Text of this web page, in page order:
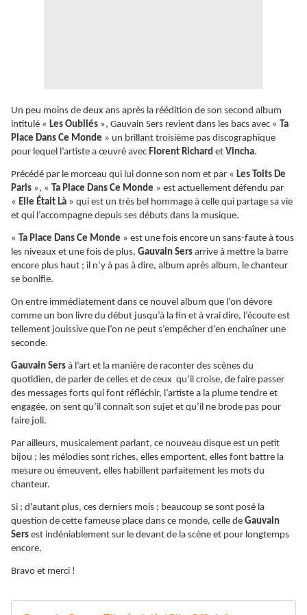
Un peu moins de deux ans après la réédition de son second album
intitulé « Les Oubliés », Gauvain Sers revient dans les bacs avec « Ta
Place Dans Ce Monde » un brillant troisième pas discographique
pour lequel l’artiste a œuvré avec Florent Richard et Vincha.
Précédé par le morceau qui lui donne son nom et par « Les Toits De
Paris », « Ta Place Dans Ce Monde » est actuellement défendu par
« Elle Était Là » qui est un très bel hommage à celle qui partage sa vie
et qui l’accompagne depuis ses débuts dans la musique.
« Ta Place Dans Ce Monde » est une fois encore un sans-faute à tous
les niveaux et une fois de plus, Gauvain Sers arrive à mettre la barre
encore plus haut ; il n’y à pas à dire, album après album, le chanteur
se bonifie.
On entre immédiatement dans ce nouvel album que l’on dévore
comme un bon livre du début jusqu’à la fin et à vrai dire, l’écoute est
tellement jouissive que l’on ne peut s’empêcher d’en enchaîner une
seconde.
Gauvain Sers à l’art et la manière de raconter des scènes du
quotidien, de parler de celles et de ceux qu’il croise, de faire passer
des messages forts qui font réfléchir, l’artiste a la plume tendre et
engagée, on sent qu’il connaît son sujet et qu’il ne brode pas pour
faire joli.
Par ailleurs, musicalement parlant, ce nouveau disque est un petit
bijou ; les mélodies sont riches, elles emportent, elles font battre la
mesure ou émeuvent, elles habillent parfaitement les mots du
chanteur.
Si ; d'autant plus, ces derniers mois ; beaucoup se sont posé la
question de cette fameuse place dans ce monde, celle de Gauvain
Sers est indéniablement sur le devant de la scène et pour longtemps
encore.
Bravo et merci !